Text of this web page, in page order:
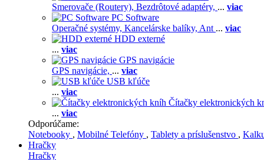
Smerovače (Routery), Bezdrôtové adaptéry, ... viac
PC Software
Operačné systémy, Kancelárske balíky, Ant ... viac
HDD externé
... viac
GPS navigácie
GPS navigácie, ... viac
USB kľúče
... viac
Čítačky elektronických
... viac
Odporúčame:
Notebooky , Mobilné Telefóny , Tablety a príslušenstvo ,
Hračky
Hračky